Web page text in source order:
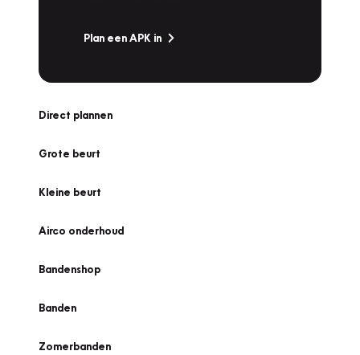
Plan een APK in
Direct plannen
Grote beurt
Kleine beurt
Airco onderhoud
Bandenshop
Banden
Zomerbanden